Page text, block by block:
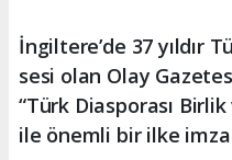
İngiltere’de 37 yıldır
sesi olan Olay
“Türk Diasporası
ile önemli bir ilke imza